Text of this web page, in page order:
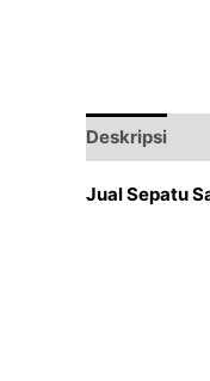
Deskripsi
Jual Sepatu